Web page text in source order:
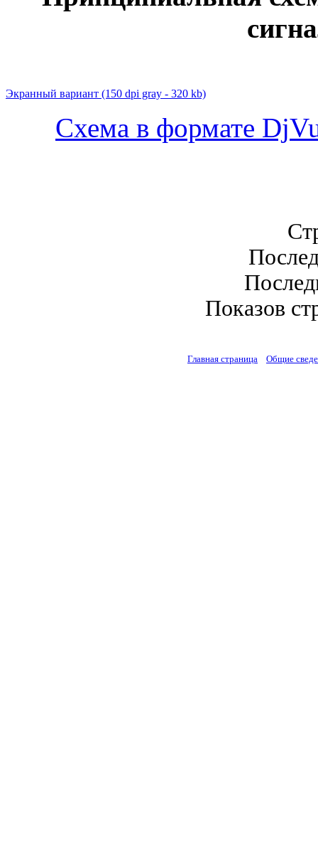
Экранный вариант (150 dpi gray - 320 kb)
Схема в формате
Показов
Главная страница Общие